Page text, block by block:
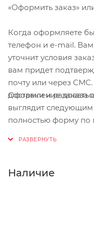
«Оформить заказ»
Когда оформляете
телефон и e-mail.
уточнит условия
вам придет
почту или через СМС.
доставки и
Оформление заказа
выглядит
полностью форму по
Нажмите кнопку
Наличие